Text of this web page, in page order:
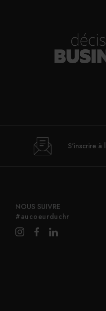
S'inscrire à
NOUS SUIVRE
#aucoeurduchr